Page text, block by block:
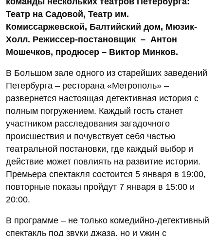
Театр на Садовой, Театр им.
Комиссаржевской, Балтийский дом, Мюзик-
Холл. Режиссер-постановщик – Антон
Мошечков, продюсер – Виктор Минков.
В Большом зале одного из старейших заведений
Петербурга – ресторана «Метрополь» –
развернется настоящая детективная история с
полным погружением. Каждый гость станет
участником расследования загадочного
происшествия и почувствует себя частью
театральной постановки, где каждый выбор и
действие может повлиять на развитие истории.
Премьера спектакля состоится 5 января в 19:00,
повторные показы пройдут 7 января в 15:00 и
20:00.
В программе – не только комедийно-детективный
спектакль под звуки джаза, но и ужин с